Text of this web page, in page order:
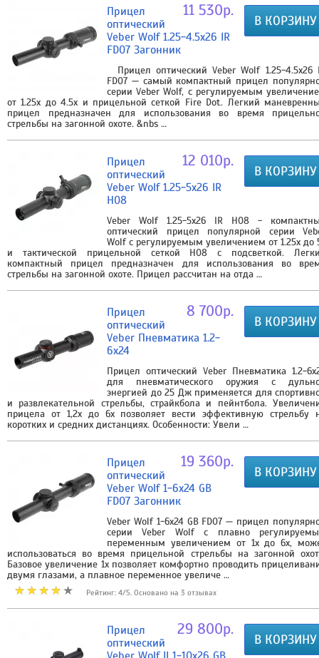
В КОРЗИНУ
11 530р.
Прицел
оптический
Veber Wolf 1.25-4.5х26 IR
FD07 Загонник
Прицел оптический Veber Wolf 1.25-4.5х26
FD07 — самый компактный прицел
серии Veber Wolf, с регулируемым
от 1.25х до 4.5х и прицельной сеткой Fire Dot. Легкий
прицел предназначен для использования во время
стрельбы на загонной охоте. &nbs …
В КОРЗИНУ
12 010р.
Прицел
оптический
Veber Wolf 1.25-5x26 IR
H08
Veber Wolf 1.25-5х26 IR H08 -
оптический прицел популярной серии
Wolf с регулируемым увеличением от 1.25х до
и тактической прицельной сеткой H08 с подсветкой.
компактный прицел предназначен для использования во
стрельбы на загонной охоте. Прицел рассчитан на отда …
В КОРЗИНУ
8 700р.
Прицел
оптический
Veber Пневматика 1.2-
6х24
Прицел оптический Veber Пневматика 1.2-
для пневматического оружия с
энергией до 25 Дж применяется для
и развлекательной стрельбы, страйкбола и пейнтбола.
прицела от 1,2х до 6х позволяет вести эффективную стрельбу
коротких и средних дистанциях. Особенности: Увели …
В КОРЗИНУ
19 360р.
Прицел
оптический
Veber Wolf 1-6х24 GB
FD07 Загонник
Veber Wolf 1-6х24 GB FD07 — прицел
серии Veber Wolf с плавно
переменным увеличением от 1х до 6х,
использоваться во время прицельной стрельбы на загонной
Базовое увеличение 1х позволяет комфортно проводить
двумя глазами, а плавное переменное увеличе …
Рейтинг: 4/5. Основано на 3 отзывах
В КОРЗИНУ
29 800р.
Прицел
оптический